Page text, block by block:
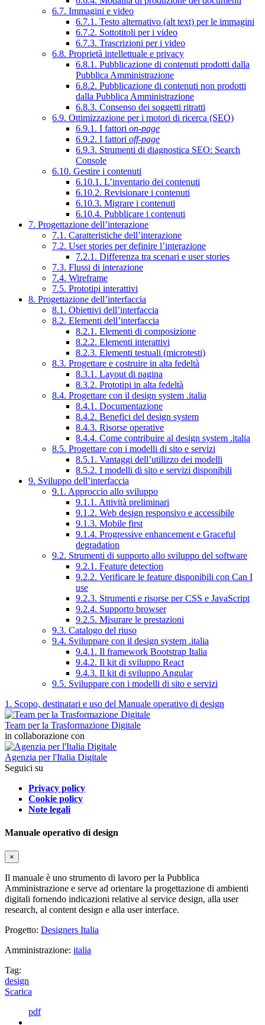
6.7. Immagini e video
6.7.1. Testo alternativo (alt text) per le immagini
6.7.2. Sottotitoli per i video
6.7.3. Trascrizioni per i video
6.8. Proprietà intellettuale e privacy
6.8.1. Pubblicazione di contenuti prodotti dalla
Pubblica Amministrazione
6.8.2. Pubblicazione di contenuti non prodotti
dalla Pubblica Amministrazione
6.8.3. Consenso dei soggetti ritratti
6.9. Ottimizzazione per i motori di ricerca (SEO)
6.9.1. I fattori on-page
6.9.2. I fattori off-page
6.9.3. Strumenti di diagnostica SEO: Search
Console
6.10. Gestire i contenuti
6.10.1. L’inventario dei contenuti
6.10.2. Revisionare i contenuti
6.10.3. Migrare i contenuti
6.10.4. Pubblicare i contenuti
7. Progettazione dell’interazione
7.1. Caratteristiche dell’interazione
7.2. User stories per definire l’interazione
7.2.1. Differenza tra scenari e user stories
7.3. Flussi di interazione
7.4. Wireframe
7.5. Prototipi interattivi
8. Progettazione dell’interfaccia
8.1. Obiettivi dell’interfaccia
8.2. Elementi dell’interfaccia
8.2.1. Elementi di composizione
8.2.2. Elementi interattivi
8.2.3. Elementi testuali (microtesti)
8.3. Progettare e costruire in alta fedeltà
8.3.1. Layout di pagina
8.3.2. Prototipi in alta fedeltà
8.4. Progettare con il design system .italia
8.4.1. Documentazione
8.4.2. Benefici del design system
8.4.3. Risorse operative
8.4.4. Come contribuire al design system .italia
8.5. Progettare con i modelli di sito e servizi
8.5.1. Vantaggi dell’utilizzo dei modelli
8.5.2. I modelli di sito e servizi disponibili
9. Sviluppo dell’interfaccia
9.1. Approccio allo sviluppo
9.1.1. Attività preliminari
9.1.2. Web design responsivo e accessibile
9.1.3. Mobile first
9.1.4. Progressive enhancement e Graceful
degradation
9.2. Strumenti di supporto allo sviluppo del software
9.2.1. Feature detection
9.2.2. Verificare le feature disponibili con Can I
use
9.2.3. Strumenti e risorse per CSS e JavaScript
9.2.4. Supporto browser
9.2.5. Misurare le prestazioni
9.3. Catalogo del riuso
9.4. Sviluppare con il design system .italia
9.4.1. Il framework Bootstrap Italia
9.4.2. Il kit di sviluppo React
9.4.3. Il kit di sviluppo Angular
9.5. Sviluppare con i modelli di sito e servizi
1. Scopo, destinatari e uso del Manuale operativo di design
Team per la Trasformazione Digitale
in collaborazione con
Agenzia per l'Italia Digitale
Seguici su
Privacy policy
Cookie policy
Note legali
Manuale operativo di design
×
Il manuale è uno strumento di lavoro per la Pubblica
Amministrazione e serve ad orientare la progettazione di ambienti
digitali fornendo indicazioni relative al service design, alla user
research, al content design e alla user interface.
Progetto: Designers Italia
Amministrazione: italia
Tag:
design
Scarica
pdf